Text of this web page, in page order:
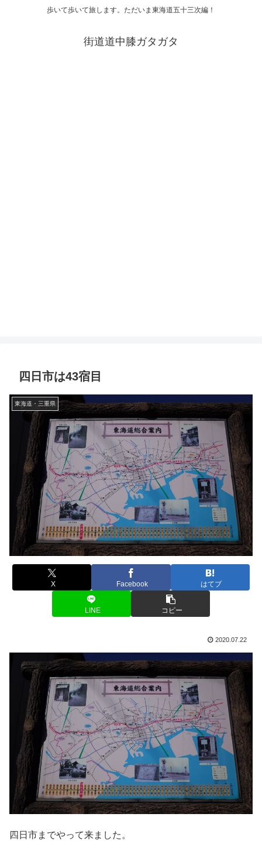
歩いて歩いて旅します。ただいま東海道五十三次編！
街道道中膝ガタガタ
四日市は43宿目
東海道・三重県
X Facebook はてブ
LINE コピー
2020.07.22
四日市までやって来ました。